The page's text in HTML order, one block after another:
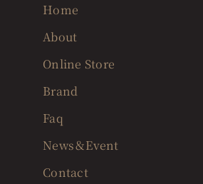
Home
About
Online Store
Brand
Faq
News＆Event
Contact